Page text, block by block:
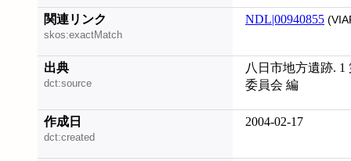
関連リンク
skos:exactMatch
NDL|00940855
出典
dct:source
八日市地方遺跡.
委員会 編
作成日
dct:created
2004-02-17